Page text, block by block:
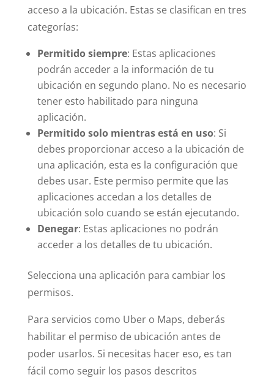
acceso a la ubicación. Estas se clasifican en tres
categorías:
Permitido siempre: Estas aplicaciones
podrán acceder a la información de tu
ubicación en segundo plano. No es necesario
tener esto habilitado para ninguna
aplicación.
Permitido solo mientras está en uso: Si
debes proporcionar acceso a la ubicación de
una aplicación, esta es la configuración que
debes usar. Este permiso permite que las
aplicaciones accedan a los detalles de
ubicación solo cuando se están ejecutando.
Denegar: Estas aplicaciones no podrán
acceder a los detalles de tu ubicación.
Selecciona una aplicación para cambiar los
permisos.
Para servicios como Uber o Maps, deberás
habilitar el permiso de ubicación antes de
poder usarlos. Si necesitas hacer eso, es tan
fácil como seguir los pasos descritos